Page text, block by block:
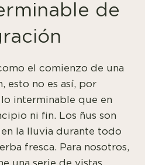
de
el comienzo de una
esto no es así, por
interminable que en
ni fin. Los ñus son
la lluvia durante todo
fresca. Para nosotros,
una serie de vistas